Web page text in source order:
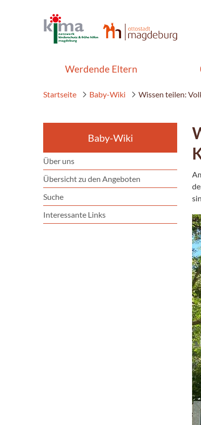
Werdende Eltern
Startseite Baby-Wiki Wissen teilen:
Baby-Wiki
Über uns
Übersicht zu den Angeboten
Suche
Interessante Links